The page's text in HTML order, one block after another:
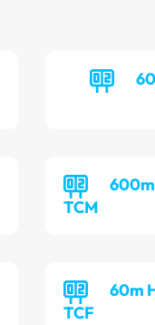
TCM
60m
TCF